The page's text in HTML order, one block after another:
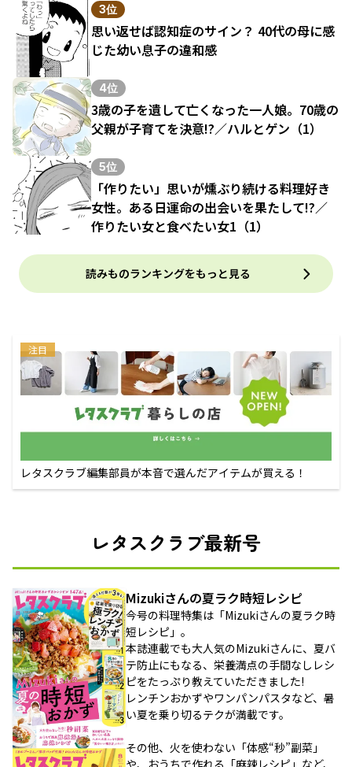
3位
思い返せば認知症のサイン？ 40代の母に感
じた幼い息子の違和感
4位
3歳の子を遺して亡くなった一人娘。70歳の
父親が子育てを決意!?／ハルとゲン（1）
5位
「作りたい」思いが燻ぶり続ける料理好き
女性。ある日運命の出会いを果たして!?／
作りたい女と食べたい女1（1）
読みものランキングをもっと見る
注目
レタスクラブ編集部員が本音で選んだアイテムが買える！
レタスクラブ最新号
Mizukiさんの夏ラク時短レシピ
今号の料理特集は「Mizukiさんの夏ラク時
短レシピ」。
本誌連載でも大人気のMizukiさんに、夏バ
テ防止にもなる、栄養満点の手間なしレシ
ピをたっぷり教えていただきました!
レンチンおかずやワンパンパスタなど、暑
い夏を乗り切るテクが満載です。
その他、火を使わない「体感“秒”副菜」